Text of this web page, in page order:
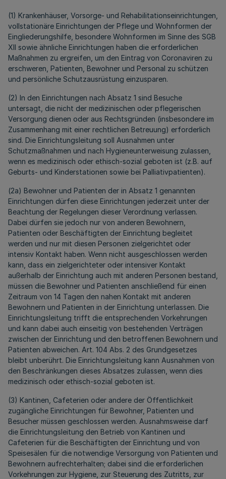
(1) Krankenhäuser, Vorsorge- und Rehabilitationseinrichtungen,
vollstationäre Einrichtungen der Pflege und Wohnformen der
Eingliederungshilfe, besondere Wohnformen im Sinne des SGB
XII sowie ähnliche Einrichtungen haben die erforderlichen
Maßnahmen zu ergreifen, um den Eintrag von Coronaviren zu
erschweren, Patienten, Bewohner und Personal zu schützen
und persönliche Schutzausrüstung einzusparen.
(2) In den Einrichtungen nach Absatz 1 sind Besuche
untersagt, die nicht der medizinischen oder pflegerischen
Versorgung dienen oder aus Rechtsgründen (insbesondere im
Zusammenhang mit einer rechtlichen Betreuung) erforderlich
sind. Die Einrichtungsleitung soll Ausnahmen unter
Schutzmaßnahmen und nach Hygieneunterweisung zulassen,
wenn es medizinisch oder ethisch-sozial geboten ist (z.B. auf
Geburts- und Kinderstationen sowie bei Palliativpatienten).
(2a) Bewohner und Patienten der in Absatz 1 genannten
Einrichtungen dürfen diese Einrichtungen jederzeit unter der
Beachtung der Regelungen dieser Verordnung verlassen.
Dabei dürfen sie jedoch nur von anderen Bewohnern,
Patienten oder Beschäftigten der Einrichtung begleitet
werden und nur mit diesen Personen zielgerichtet oder
intensiv Kontakt haben. Wenn nicht ausgeschlossen werden
kann, dass ein zielgerichteter oder intensiver Kontakt
außerhalb der Einrichtung auch mit anderen Personen bestand,
müssen die Bewohner und Patienten anschließend für einen
Zeitraum von 14 Tagen den nahen Kontakt mit anderen
Bewohnern und Patienten in der Einrichtung unterlassen. Die
Einrichtungsleitung trifft die entsprechenden Vorkehrungen
und kann dabei auch einseitig von bestehenden Verträgen
zwischen der Einrichtung und den betroffenen Bewohnern und
Patienten abweichen. Art. 104 Abs. 2 des Grundgesetzes
bleibt unberührt. Die Einrichtungsleitung kann Ausnahmen von
den Beschränkungen dieses Absatzes zulassen, wenn dies
medizinisch oder ethisch-sozial geboten ist.
(3) Kantinen, Cafeterien oder andere der Öffentlichkeit
zugängliche Einrichtungen für Bewohner, Patienten und
Besucher müssen geschlossen werden. Ausnahmsweise darf
die Einrichtungsleitung den Betrieb von Kantinen und
Cafeterien für die Beschäftigten der Einrichtung und von
Speisesälen für die notwendige Versorgung von Patienten und
Bewohnern aufrechterhalten; dabei sind die erforderlichen
Vorkehrungen zur Hygiene, zur Steuerung des Zutritts, zur